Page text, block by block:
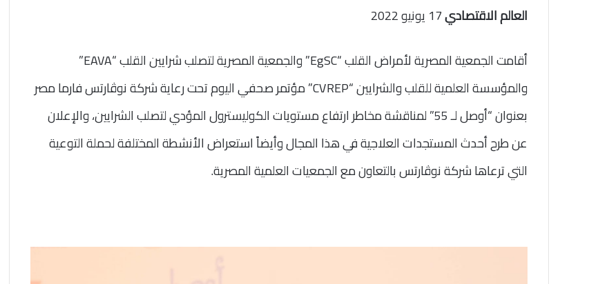
العالم الاقتصادي
أقامت الجمعية المصرية لأمراض القلب “EgSC” والجمعية المصرية لتصلب شرايين القلب “EAVA”
والمؤسسة العلمية للقلب والشرايين “CVREP” مؤتمر صحفي اليوم تحت رعاية شركة نوڤارتس فارما مصر
بعنوان “أوصل لـ 55” لمناقشة مخاطر ارتفاع مستويات الكوليسترول المؤدي لتصلب الشرايين، والإعلان
عن طرح أحدث المستجدات العلاجية في هذا المجال وأيضاً استعراض الأنشطة المختلفة لحملة التوعية
التي ترعاها شركة نوڤارتس بالتعاون مع الجمعيات العلمية المصرية.